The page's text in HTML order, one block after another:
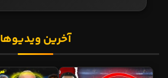
آخرین ویدیوها